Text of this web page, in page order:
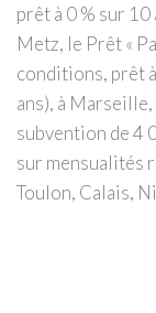
prêt à 0 % sur 10
Metz, le Prêt «
conditions, prêt
ans), à
subvention de 4
sur mensualités
Toulon, Calais,